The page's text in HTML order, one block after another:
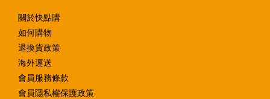
關於快點購
如何購物
退換貨政策
海外運送
會員服務條款
會員隱私權保護政策